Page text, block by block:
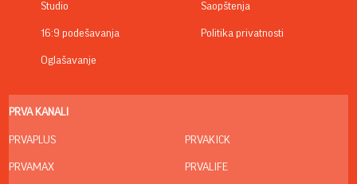
Studio
16:9 podešavanja
Oglašavanje
Saopštenja
Politika privatnosti
PRVA KANALI
PRVAPLUS
PRVAMAX
PRVAKICK
PRVALIFE